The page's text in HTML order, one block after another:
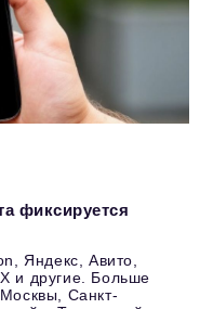
фиксируется
Яндекс, Авито,
и другие. Больше
Санкт-